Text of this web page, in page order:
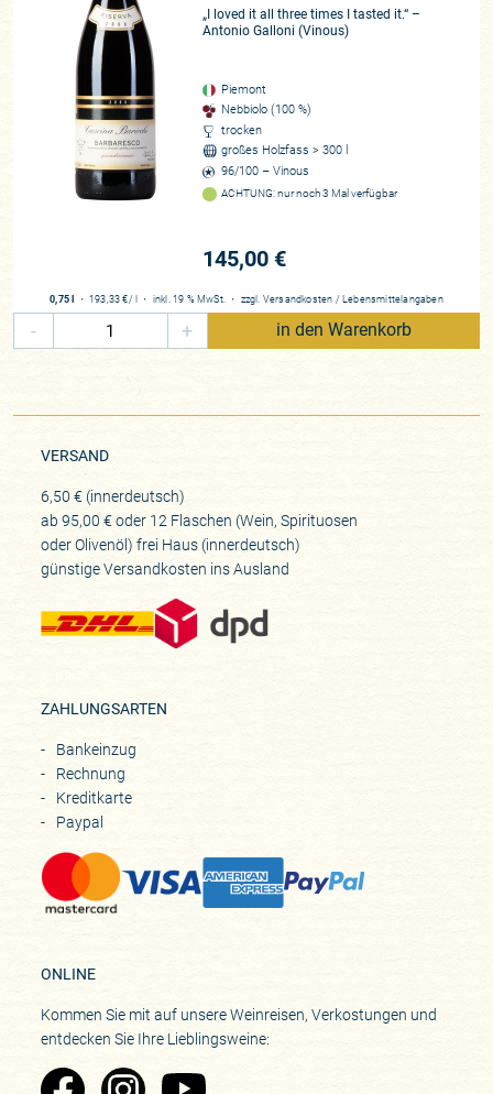
Winzer*in
Francesca und Natala Simonetta
7 ha, ca. 30.000 Flaschen
Nebbiolo (Rose delle Casasse), Barbera, Timorasso, Sauvignon Blanc,
Zusammenarbeit
seit 2026
Historie
1989 gegründet
und setzen genau dort an, wo es besonders spannend wird:
bei der Sichtbarmachung von Zeit. Genau deshalb erreichen
Sie uns, wo der Verstand nicht herrscht, sondern die pure
Leidenschaft. Sie treffen uns nämlich mitten ins Herz und
wecken unsere Emotionen!
„I loved it all three times I tasted it.“ –
Antonio Galloni (Vinous)
Piemont
Nebbiolo (100 %)
trocken
großes Holzfass > 300 l
96/100 – Vinous
ACHTUNG: nur noch 3 Mal verfügbar
145,00 €
0,75 l ・ 193,33 € / l ・ inkl. 19 % MwSt. ・ zzgl. Versandkosten / Lebensmittelangaben
- + in den Warenkorb
VERSAND
6,50 € (innerdeutsch)
ab 95,00 € oder 12 Flaschen (Wein, Spirituosen
oder Olivenöl) frei Haus (innerdeutsch)
günstige Versandkosten ins Ausland
ZAHLUNGSARTEN
Bankeinzug
Rechnung
Kreditkarte
Paypal
ONLINE
Kommen Sie mit auf unsere Weinreisen, Verkostungen und
entdecken Sie Ihre Lieblingsweine:
Zu Pinard's Facebook-Seite
Zu Pinard's Instagram-Seite
Zu Pinard's YouTube-Seite